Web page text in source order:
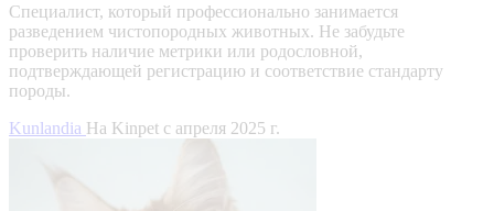
Специалист, который профессионально занимается
разведением чистопородных животных. Не забудьте
проверить наличие метрики или родословной,
подтверждающей регистрацию и соответствие стандарту
породы.
Kunlandia На Kinpet c апреля 2025 г.